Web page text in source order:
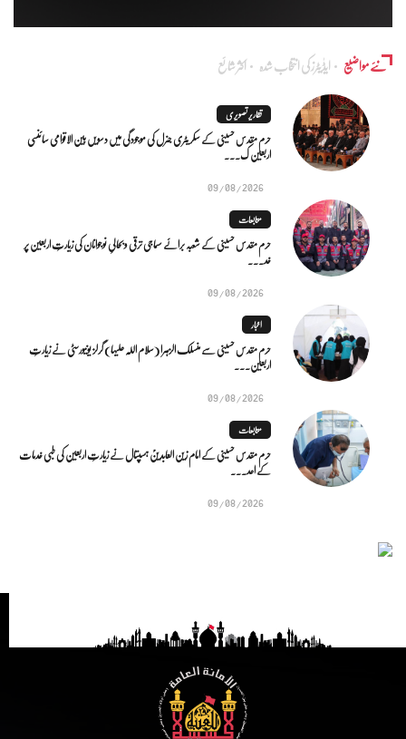
نئے مواضیع ایڈٰیٹرز کی انتخاب شدہ اکثر شائع
تقاریر تصویری
حرم مقدس حسینی کے سکریٹری جنرل کی موجودگی میں دسویں بین الاقوامی سائنسی
اربعین ک...
09/08/2026
متابعات
حرم مقدس حسینی کے شعبہ برائے سماجی ترقی و بحالیِ نوجوانان کی زیارتِ اربعین پر
خد...
09/08/2026
اخبار
حرم مقدس حسینی سے منسلک الزہرا (سلام اللہ علیہا) گرلز یونیورسٹی نے زیارتِ
اربعین...
09/08/2026
متابعات
حرم مقدس حسینی کے امام زین العابدینؑ ہسپتال نے زیارتِ اربعین کی طبی خدمات
کے اعد...
09/08/2026